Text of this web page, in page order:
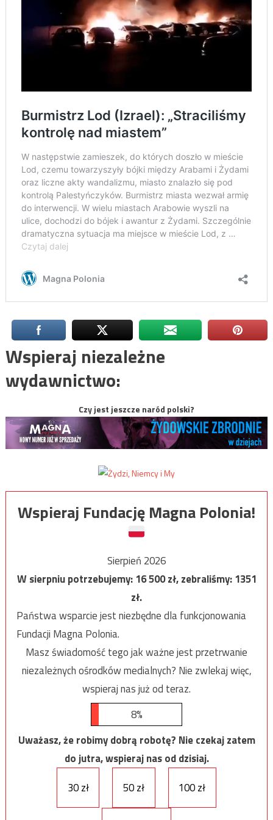
Wspieraj niezależne
wydawnictwo:
Czy jest jeszcze naród polski?
Wspieraj Fundację Magna Polonia!
Sierpień 2026
W sierpniu potrzebujemy:16 500zł, zebraliśmy:1351
zł.
Państwa wsparcie jest niezbędne dla funkcjonowania
Fundacji Magna Polonia.
Masz świadomość tego jak ważne jest przetrwanie
niezależnych ośrodków medialnych? Nie zwlekaj więc,
wspieraj nas już od teraz.
8%
Uważasz, że robimy dobrą robotę? Nie czekaj zatem
do jutra, wspieraj nas od dzisiaj.
30 zł
50 zł 100 zł